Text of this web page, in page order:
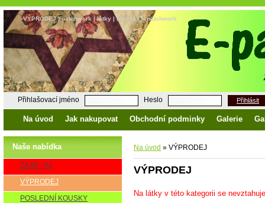
VÝPRODEJ | patchwork | látky | bavlna | e-patchwork
Přihlašovací jméno Heslo Přihlásit
Na úvod Jak nakupovat Obchodní podminky Galerie
Naše nabídka
ZA 80,- Kč
VÝPRODEJ
POSLEDNÍ KOUSKY
Na úvod » VÝPRODEJ
VÝPRODEJ
Na látky v této kategorii se